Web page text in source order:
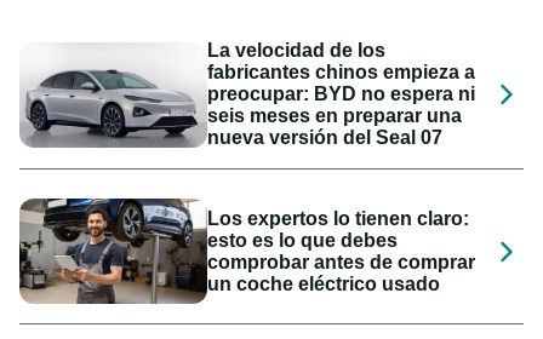
La velocidad de los
fabricantes chinos empieza a
preocupar: BYD no espera ni
seis meses en preparar una
nueva versión del Seal 07
Los expertos lo tienen claro:
esto es lo que debes
comprobar antes de comprar
un coche eléctrico usado